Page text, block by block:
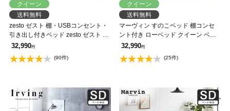
クイーン
送料無料
zesto ゼスト 棚・USBコンセント・
引き出し付きベッド zesto ゼスト ク
イーン USBポート コンセント クィ
ーン すのこベッド 木製ベッド
【AR】【z有料組立】
32,990円
(90件)
クイーン
送料無料
マーヴィン すのこベッド 棚コンセ
ント付き ローベッド クイーン ベッ
ドフレーム 木製 頑丈 耐荷重500kg
クリア 高さ3段階 低ホルムアルデヒ
ド 【大型家具配送】
32,990円
(25件)